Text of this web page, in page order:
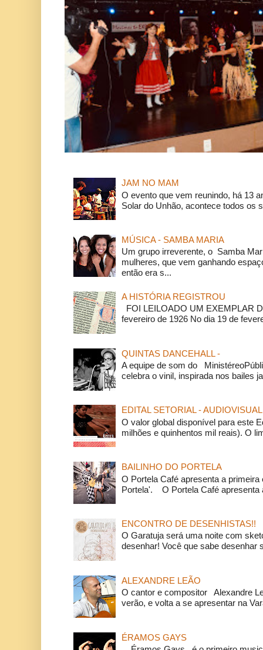
JAM NO MAM
O evento que vem reunindo, há 13
Solar do Unhão, acontece todos os
MÚSICA - SAMBA MARIA
Um grupo irreverente, o Samba
mulheres, que vem ganhando
então era s...
A HISTÓRIA REGISTROU
FOI LEILOADO UM EXEMPLAR
fevereiro de 1926 No dia 19 de
QUINTAS DANCEHALL -
A equipe de som do
celebra o vinil, inspirada nos bailes
EDITAL SETORIAL - AUDIOVISUAL
O valor global disponível para este
milhões e quinhentos mil reais). O
BAILINHO DO PORTELA
O Portela Café apresenta a
Portela'. O Portela Café apresenta
ENCONTRO DE DESENHISTAS!!
O Garatuja será uma noite com
desenhar! Você que sabe desenhar
ALEXANDRE LEÃO
O cantor e compositor Alexandre
verão, e volta a se apresentar na
ÉRAMOS GAYS